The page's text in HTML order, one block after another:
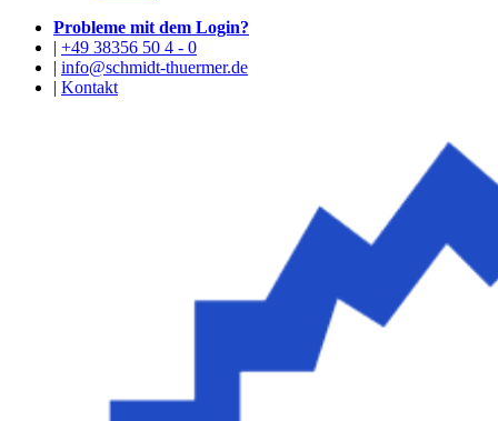
Probleme mit dem Login?
| +49 38356 50 4 - 0
| info@schmidt-thuermer.de
| Kontakt